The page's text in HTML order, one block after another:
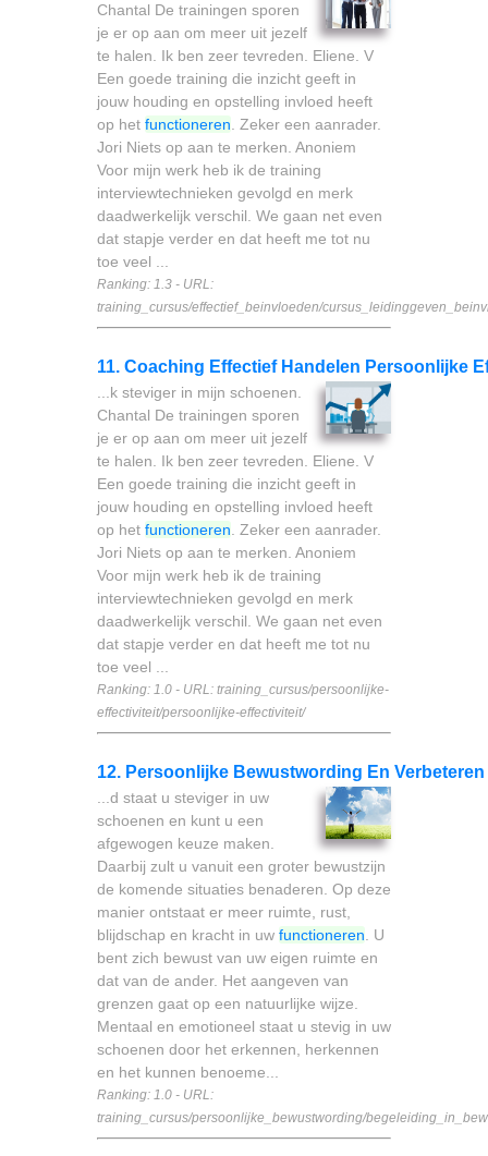
Chantal De trainingen sporen
je er op aan om meer uit jezelf
te halen. Ik ben zeer tevreden. Eliene. V
Een goede training die inzicht geeft in
jouw houding en opstelling invloed heeft
op het functioneren . Zeker een aanrader.
Jori Niets op aan te merken. Anoniem
Voor mijn werk heb ik de training
interviewtechnieken gevolgd en merk
daadwerkelijk verschil. We gaan net even
dat stapje verder en dat heeft me tot nu
toe veel ...
Ranking: 1.3 - URL:
training_cursus/effectief_beinvloeden/
11. Coaching Effectief Handelen Persoonlijke
...k steviger in mijn schoenen.
Chantal De trainingen sporen
je er op aan om meer uit jezelf
te halen. Ik ben zeer tevreden. Eliene. V
Een goede training die inzicht geeft in
jouw houding en opstelling invloed heeft
op het functioneren . Zeker een aanrader.
Jori Niets op aan te merken. Anoniem
Voor mijn werk heb ik de training
interviewtechnieken gevolgd en merk
daadwerkelijk verschil. We gaan net even
dat stapje verder en dat heeft me tot nu
toe veel ...
Ranking: 1.0 - URL: training_cursus/persoonlijke-
effectiviteit/persoonlijke-effectiviteit/
12. Persoonlijke Bewustwording En Verbeteren
...d staat u steviger in uw
schoenen en kunt u een
afgewogen keuze maken.
Daarbij zult u vanuit een groter bewustzijn
de komende situaties benaderen. Op deze
manier ontstaat er meer ruimte, rust,
blijdschap en kracht in uw functioneren . U
bent zich bewust van uw eigen ruimte en
dat van de ander. Het aangeven van
grenzen gaat op een natuurlijke wijze.
Mentaal en emotioneel staat u stevig in uw
schoenen door het erkennen, herkennen
en het kunnen benoeme...
Ranking: 1.0 - URL:
training_cursus/persoonlijke_bewustwording/